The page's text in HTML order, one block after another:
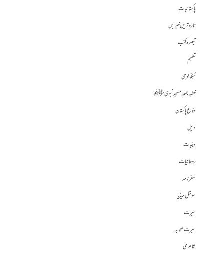
پاکستانیات
تازہ ترین خبریں
تبصرہ کتب
تعلیم
ٹیکنالوجی
خطبہ جمعہ مسجد نبوی ﷺ
دفاع پاکستان
دلیل
دینیات
روحانیات
سفرنامہ
سوشل میڈیا
سیرت
سیرت صحابہ
شاعری